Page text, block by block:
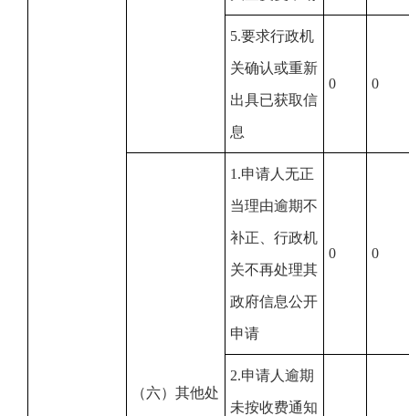
5.要求行政机
关确认或重新
出具已获取信
息
0 0
（六）其他处
1.申请人无正
当理由逾期不
补正、行政机
关不再处理其
政府信息公开
申请
0 0
2.申请人逾期
未按收费通知